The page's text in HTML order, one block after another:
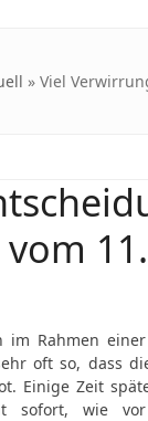
» Viel
Rahmen einer
oft so, dass
Einige Zeit
sofort, wie